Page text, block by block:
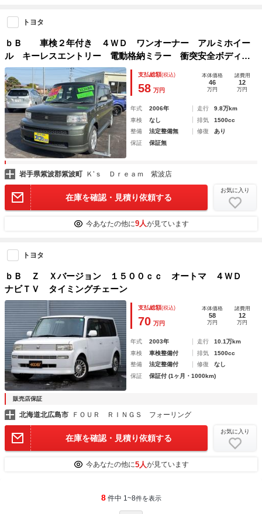
トヨタ
ｂＢ 車検２年付き ４ＷＤ ワンオーナー アルミホイー
ル キーレスエントリー 電動格納ミラー 衝突安全ボディ
ベンチシート ＡＢＳ ＣＤ ＭＤ エアコン パワステ パ
ワーウィンドウ 運転席エアバッグ
支払総額(税込)
58 万円
本体価格
46
万円
諸費用
12
万円
年式 2006年 走行
9.8万km
車検
なし 排気
1500cc
整備
法定整備無 修復
あり
保証
保証無
岩手県紫波郡紫波町 Ｋ’ｓ Ｄｒｅａｍ 紫波店
在庫を確認・見積り依頼する
お気に入り
今あなたの他に9人が見ています
トヨタ
ｂＢ Ｚ Ｘバージョン １５００ｃｃ オートマ ４ＷＤ
ナビＴＶ タイミングチェーン
支払総額(税込)
70 万円
本体価格
58
万円
諸費用
12
万円
年式 2003年 走行
10.1万km
車検
車検整備付 排気
1500cc
整備
法定整備付 修復
なし
保証
保証付 (1ヶ月・1000km)
販売店保証
北海道北広島市 ＦＯＵＲ ＲＩＮＧＳ フォーリング
在庫を確認・見積り依頼する
お気に入り
今あなたの他に5人が見ています
8 件中 1~8件を表示